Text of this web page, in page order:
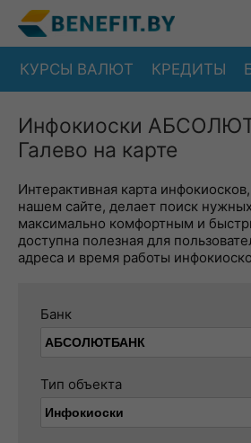
КУРСЫ ВАЛЮТ КРЕДИТЫ
Инфокиоски
Галево на карте
Интерактивная карта
нашем сайте, делает поиск
максимально комфортным и
доступна полезная для
адреса и время работы
Банк
Тип объекта